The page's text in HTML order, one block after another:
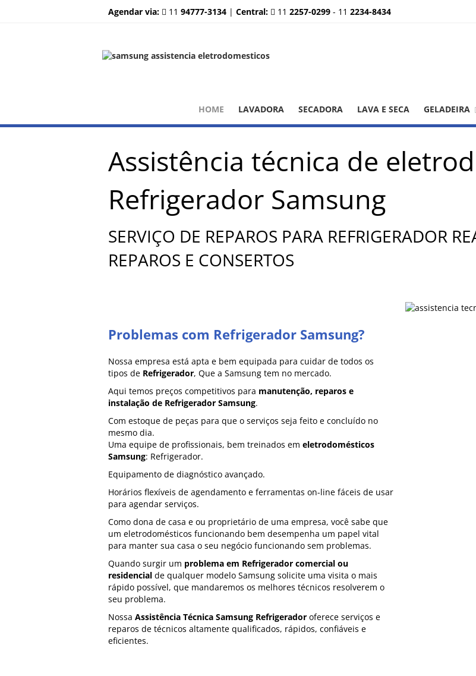
Agendar via: 11 94777-3134 | Central: 11 2257-0299 - 11 2234-8434
HOME LAVADORA SECADORA LAVA E SECA GELADEIRA
Assistência técnica de
Refrigerador Samsung
SERVIÇO DE REPAROS PARA REFRIGERADOR
REPAROS E CONSERTOS
Problemas com Refrigerador Samsung?
Nossa empresa está apta e bem equipada para cuidar de todos os
tipos de Refrigerador, Que a Samsung tem no mercado.
Aqui temos preços competitivos para manutenção, reparos e
instalação de Refrigerador Samsung.
Com estoque de peças para que o serviços seja feito e concluído no
mesmo dia.
Uma equipe de profissionais, bem treinados em eletrodomésticos
Samsung: Refrigerador.
Equipamento de diagnóstico avançado.
Horários flexíveis de agendamento e ferramentas on-line fáceis de usar
para agendar serviços.
Como dona de casa e ou proprietário de uma empresa, você sabe que
um eletrodomésticos funcionando bem desempenha um papel vital
para manter sua casa o seu negócio funcionando sem problemas.
Quando surgir um problema em Refrigerador comercial ou
residencial de qualquer modelo Samsung solicite uma visita o mais
rápido possível, que mandaremos os melhores técnicos resolverem o
seu problema.
Nossa Assistência Técnica Samsung Refrigerador oferece serviços e
reparos de técnicos altamente qualificados, rápidos, confiáveis e
eficientes.